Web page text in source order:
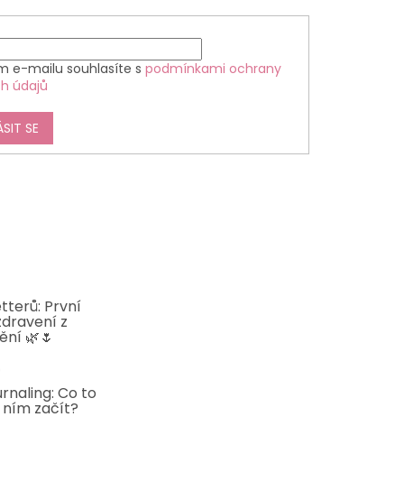
e-mailu souhlasíte spodmínkami ochrany
údajů
SE
První
z
🌿🌷
Co to
ním začít?